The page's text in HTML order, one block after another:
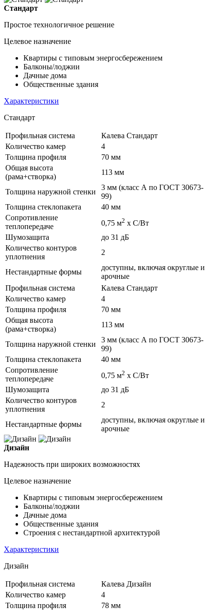
Стандарт
Простое технологичное решение
Целевое назначение
Квартиры с типовым энергосбережением
Балконы/лоджии
Дачные дома
Общественные здания
Характеристики
Стандарт
Профильная система
Калева Стандарт
Количество камер
4
Толщина профиля
70 мм
Общая высота
(рама+створка)
113 мм
Толщина наружной стенки
3 мм (класс А по ГОСТ 30673-
99)
Толщина стеклопакета
40 мм
Сопротивление
теплопередаче
0,75 м2 х С/Вт
Шумозащита
до 31 дБ
Количество контуров
уплотнения
2
Нестандартные формы
доступны, включая округлые и
арочные
Профильная система
Калева Стандарт
Количество камер
4
Толщина профиля
70 мм
Общая высота
(рама+створка)
113 мм
Толщина наружной стенки
3 мм (класс А по ГОСТ 30673-
99)
Толщина стеклопакета
40 мм
Сопротивление
теплопередаче
0,75 м2 х С/Вт
Шумозащита
до 31 дБ
Количество контуров
уплотнения
2
Нестандартные формы
доступны, включая округлые и
арочные
Дизайн
Надежность при широких возможностях
Целевое назначение
Квартиры с типовым энергосбережением
Балконы/лоджии
Дачные дома
Общественные здания
Строения с нестандартной архитектурой
Характеристики
Дизайн
Профильная система
Калева Дизайн
Количество камер
4
Толщина профиля
78 мм